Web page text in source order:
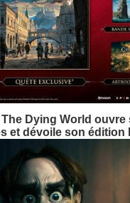
Dying World ouvre
et dévoile son édition